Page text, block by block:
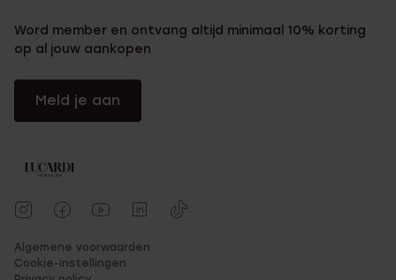
Word member en ontvang altijd minimaal 10% korting
op al jouw aankopen
Meld je aan
Algemene voorwaarden
Cookie-instellingen